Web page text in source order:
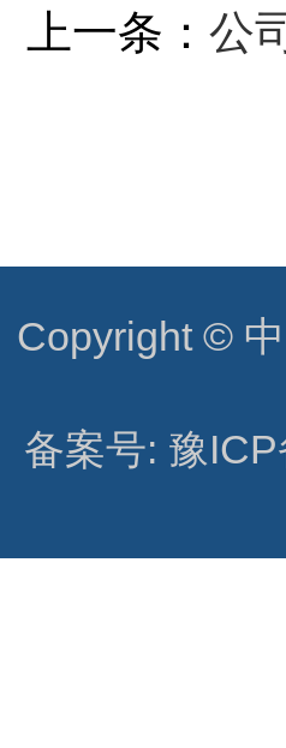
上一条： 公
Copyright ©
备案号: 豫